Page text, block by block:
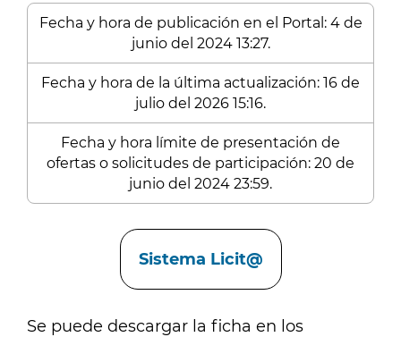
Fecha y hora de publicación en el Portal: 4 de
junio del 2024 13:27.
Fecha y hora de la última actualización: 16 de
julio del 2026 15:16.
Fecha y hora límite de presentación de
ofertas o solicitudes de participación: 20 de
junio del 2024 23:59.
Sistema Licit@
Se puede descargar la ficha en los